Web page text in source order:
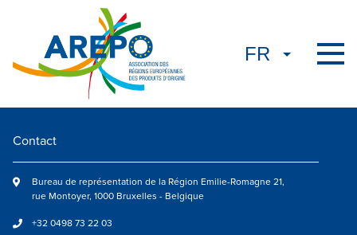
Contact
Bureau de représentation de la Région Emilie-Romagne 21,
rue Montoyer, 1000 Bruxelles - Belgique
+32 0498 73 22 03